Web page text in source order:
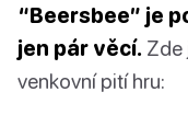
“Beersbee” je
jen pár věcí. Zde
venkovní pití hru: